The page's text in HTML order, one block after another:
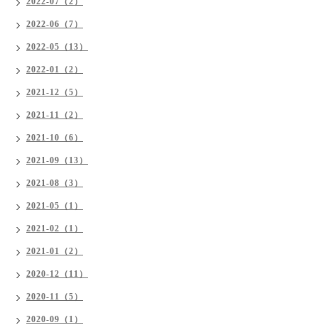
2022-06（7）
2022-05（13）
2022-01（2）
2021-12（5）
2021-11（2）
2021-10（6）
2021-09（13）
2021-08（3）
2021-05（1）
2021-02（1）
2021-01（2）
2020-12（11）
2020-11（5）
2020-09（1）